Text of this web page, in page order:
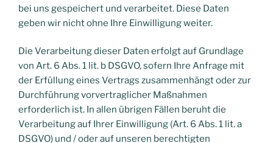
bei uns gespeichert und verarbeitet. Diese Daten
geben wir nicht ohne Ihre Einwilligung weiter.
Die Verarbeitung dieser Daten erfolgt auf Grundlage
von Art. 6 Abs. 1 lit. b DSGVO, sofern Ihre Anfrage mit
der Erfüllung eines Vertrags zusammenhängt oder zur
Durchführung vorvertraglicher Maßnahmen
erforderlich ist. In allen übrigen Fällen beruht die
Verarbeitung auf Ihrer Einwilligung (Art. 6 Abs. 1 lit. a
DSGVO) und / oder auf unseren berechtigten